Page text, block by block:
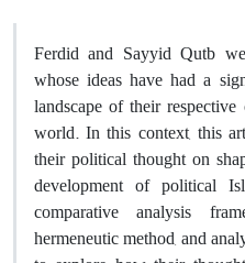
Ferdid and Sayyid Qutb
whose ideas have had a
landscape of their
world. In this context, this
their political thought on
development of political
comparative analysis
hermeneutic method, and